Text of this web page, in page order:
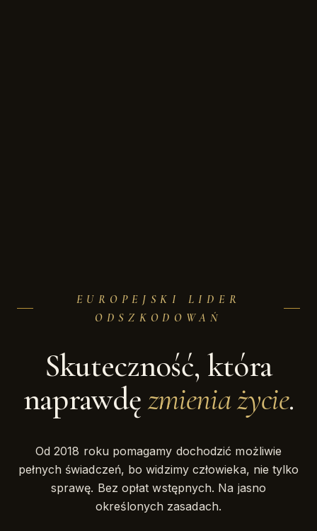
EUROPEJSKI LIDER
ODSZKODOWAŃ
Skuteczność, która
naprawdęzmienia życie.
Od 2018 roku pomagamy dochodzić możliwie
pełnych świadczeń, bo widzimy człowieka, nie tylko
sprawę. Bez opłat wstępnych. Na jasno
określonych zasadach.